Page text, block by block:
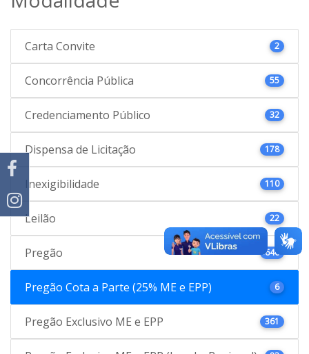
Carta Convite 2
Concorrência Pública 55
Credenciamento Público 32
Dispensa de Licitação 178
Inexigibilidade 110
Leilão 22
Pregão 646
Pregão Cota a Parte (25% ME e EPP) 6
Pregão Exclusivo ME e EPP 361